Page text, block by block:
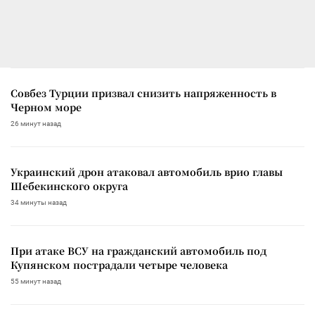
Совбез Турции призвал снизить напряженность в
Черном море
26 минут назад
Украинский дрон атаковал автомобиль врио главы
Шебекинского округа
34 минуты назад
При атаке ВСУ на гражданский автомобиль под
Купянском пострадали четыре человека
55 минут назад